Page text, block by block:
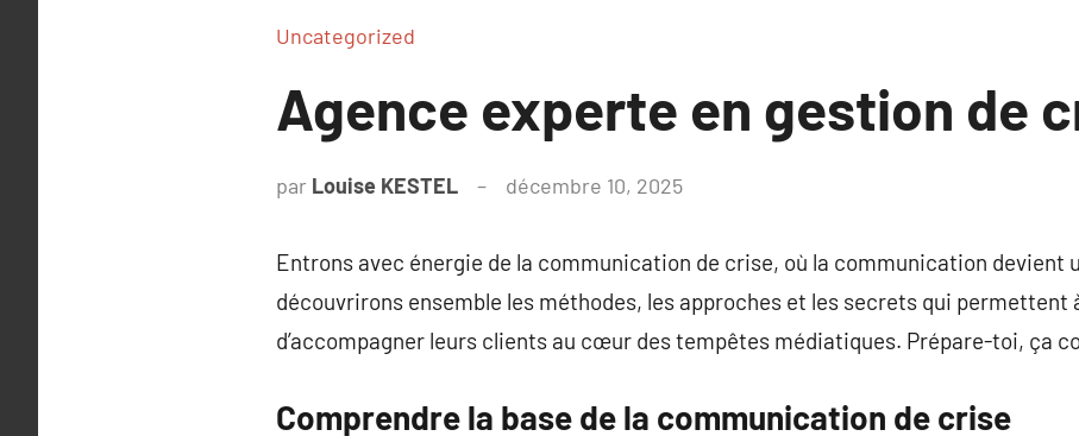
Uncategorized
Agence experte en gestion de
par Louise KESTEL décembre 10, 2025
Entrons avec énergie de la communication de crise, où la communication devient
découvrirons ensemble les méthodes, les approches et les secrets qui permettent
d’accompagner leurs clients au cœur des tempêtes médiatiques. Prépare-toi, ça
Comprendre la base de la communication de crise